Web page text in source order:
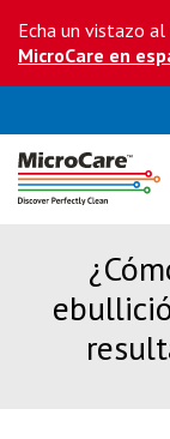
Echa un vistazo
MicroCare en